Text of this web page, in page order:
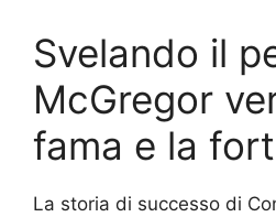
Svelando il
McGregor
fama e la
La storia di successo di